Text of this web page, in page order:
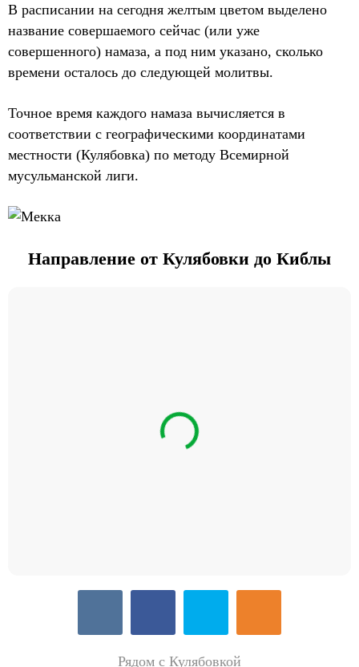
В расписании на сегодня желтым цветом выделено
название совершаемого сейчас (или уже
совершенного) намаза, а под ним указано, сколько
времени осталось до следующей молитвы.
Точное время каждого намаза вычисляется в
соответствии с географическими координатами
местности (Кулябовка) по методу Всемирной
мусульманской лиги.
Направление от Кулябовки до Киблы
Рядом с Кулябовкой